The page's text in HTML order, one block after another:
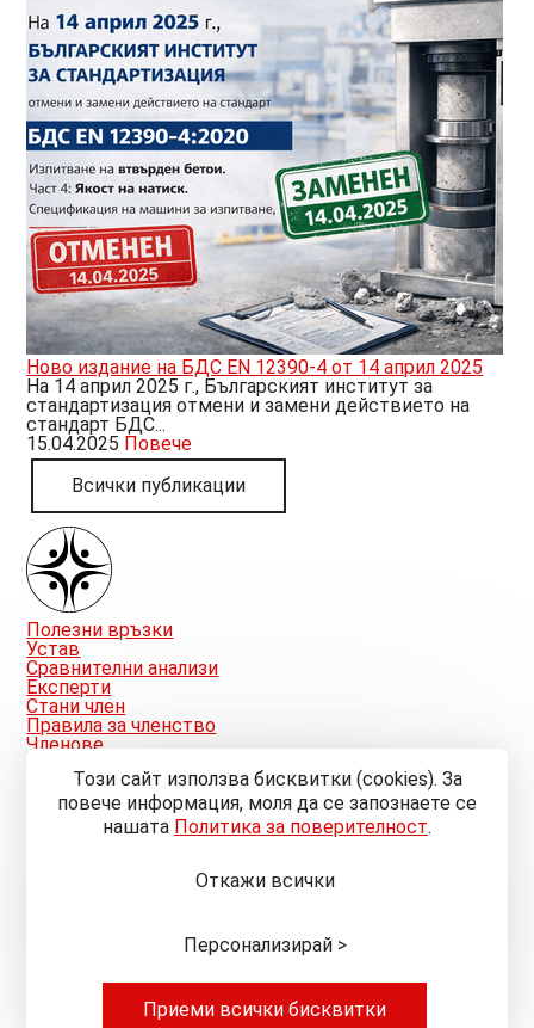
Ново издание на БДС EN 12390-4 от 14 април 2025
На 14 април 2025 г., Българският институт за
стандартизация отмени и замени действието на
стандарт БДС...
15.04.2025 Повече
Всички публикации
Полезни връзки
Устав
Сравнителни анализи
Експерти
Стани член
Правила за членство
Членове
Асоциация на лабораторните експерти в
строителството
Хасково, ул. “Планински изглед” №3
atanasov.alec@gmail.com
© 2024—2026 АЛЕС България
Карта на сайта
Този сайт използва бисквитки (cookies). За
повече информация, моля да се запознаете се
нашaтa Политика за поверителност.
Откажи всички
Персонализирай >
Приеми всички бисквитки